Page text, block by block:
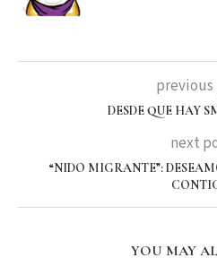
previous
DESDE QUE HAY
next
“NIDO MIGRANTE”:
YOU MAY